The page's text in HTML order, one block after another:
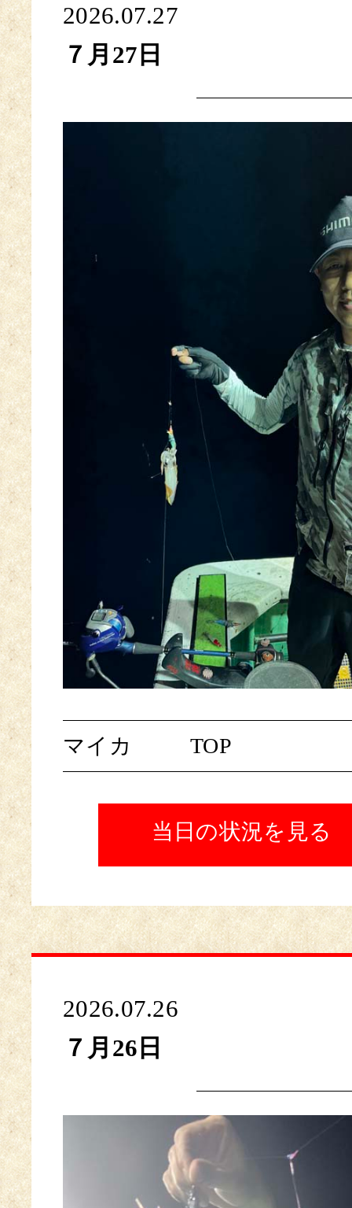
2026.07.27
７月27日
マイカ TOP
当日の状況を見る
2026.07.26
７月26日